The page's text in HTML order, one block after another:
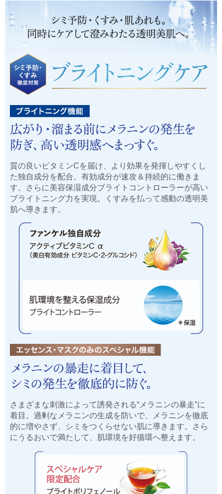
質の良いビタミンCを届け、より効果を発揮しやすくし
た独自成分を配合。有効成分が速攻＆持続的に働きま
す。さらに美容保湿成分ブライトコントローラーが高い
ブライトニング力を実現。くすみを払って感動の透明美
肌へ導きます。
さまざまな刺激によって誘発される“メラニンの暴走”に
着目。過剰なメラニンの生成を防いで、メラニンを徹底
的に増やさず、シミをつくらせない肌に導きます。さら
にうるおいで満たして、肌環境を好循環へ整えます。